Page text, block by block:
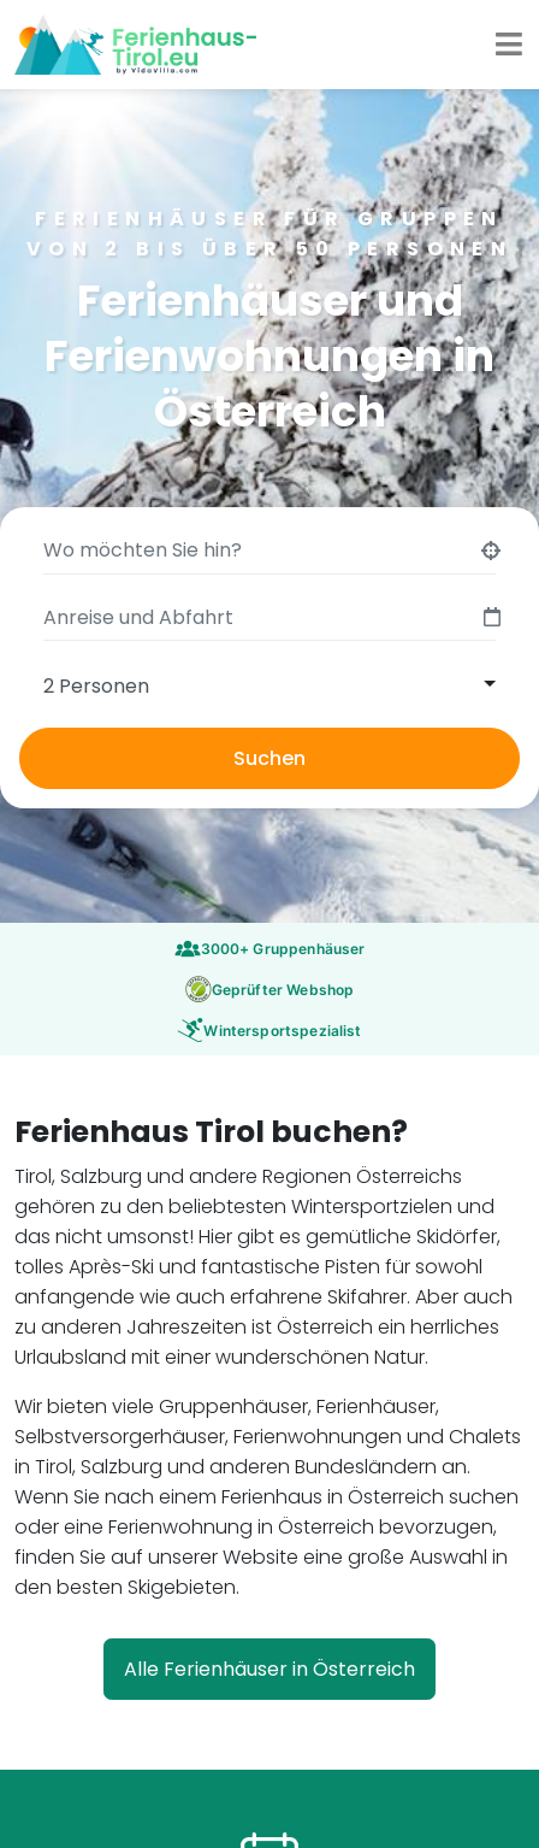
FERIENHÄUSER FÜR GRUPPEN
VON 2 BIS ÜBER 50 PERSONEN
Ferienhäuser und
Ferienwohnungen in
Österreich
2 Personen
Suchen
3000+ Gruppenhäuser
Geprüfter Webshop
Wintersportspezialist
Ferienhaus Tirol buchen?
Tirol, Salzburg und andere Regionen Österreichs
gehören zu den beliebtesten Wintersportzielen und
das nicht umsonst! Hier gibt es gemütliche Skidörfer,
tolles Après-Ski und fantastische Pisten für sowohl
anfangende wie auch erfahrene Skifahrer. Aber auch
zu anderen Jahreszeiten ist Österreich ein herrliches
Urlaubsland mit einer wunderschönen Natur.
Wir bieten viele Gruppenhäuser, Ferienhäuser,
Selbstversorgerhäuser, Ferienwohnungen und Chalets
in Tirol, Salzburg und anderen Bundesländern an.
Wenn Sie nach einem Ferienhaus in Österreich suchen
oder eine Ferienwohnung in Österreich bevorzugen,
finden Sie auf unserer Website eine große Auswahl in
den besten Skigebieten.
Alle Ferienhäuser in Österreich